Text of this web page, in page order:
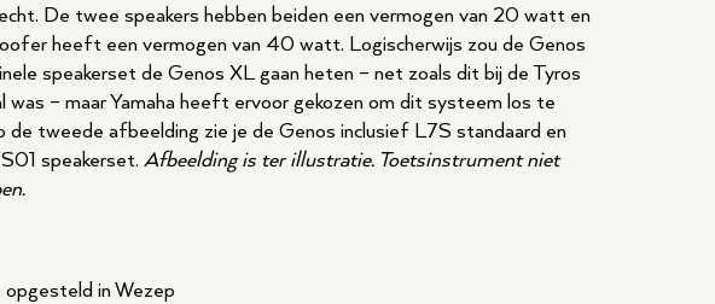
De twee speakers hebben beiden een vermogen van 20 watt en
heeft een vermogen van 40 watt. Logischerwijs zou de Genos
speakerset de Genos XL gaan heten – net zoals dit bij de Tyros
was – maar Yamaha heeft ervoor gekozen om dit systeem los te
de tweede afbeelding zie je de Genos inclusief L7S standaard en
speakerset. Afbeelding is ter illustratie. Toetsinstrument niet
in Wezep